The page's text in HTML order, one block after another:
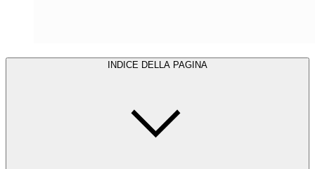
INDICE DELLA PAGINA